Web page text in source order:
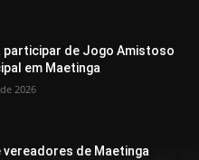
participar de Jogo Amistoso
em Maetinga
2026
vereadores de Maetinga